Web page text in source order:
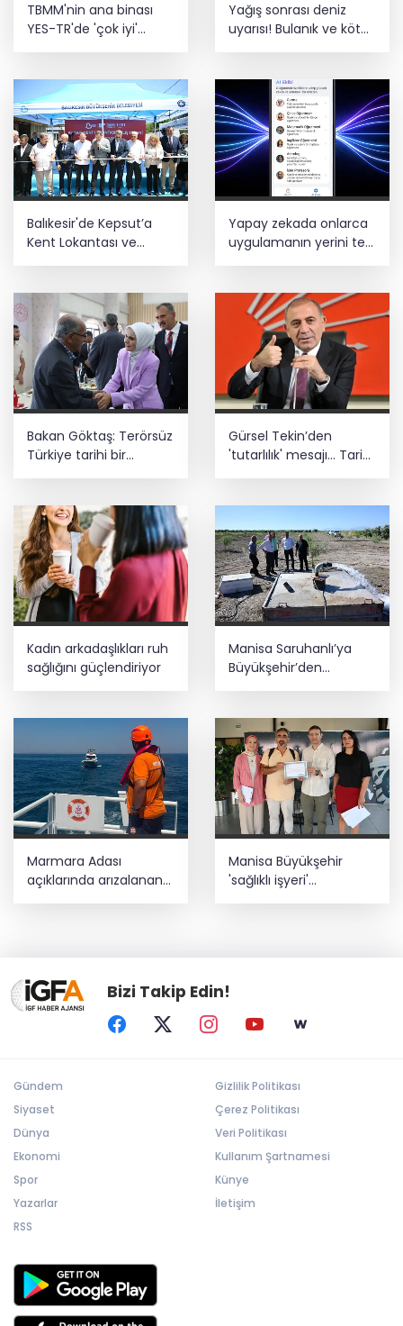
TBMM'nin ana binası
YES-TR'de 'çok iyi'
olarak sertifikalandırıldı
Yağış sonrası deniz
uyarısı! Bulanık ve kötü
kokulu suda yüzmeyin
Balıkesir'de Kepsut’a
Kent Lokantası ve
Yapay zekada onlarca
uygulamanın yerini tek
Bakan Göktaş: Terörsüz
Türkiye tarihi bir
Gürsel Tekin’den
'tutarlılık' mesajı... Tarihi
Kadın arkadaşlıkları ruh
sağlığını güçlendiriyor
Manisa Saruhanlı’ya
Büyükşehir’den
tarımsal destek
Marmara Adası
açıklarında arızalanan
tekne kurtarıldı
Manisa Büyükşehir
'sağlıklı işyeri'
sertifikasına kavuştu
Bizi Takip Edin!
Gündem
Siyaset
Dünya
Ekonomi
Spor
Yazarlar
RSS
Gizlilik Politikası
Çerez Politikası
Veri Politikası
Kullanım Şartnamesi
Künye
İletişim